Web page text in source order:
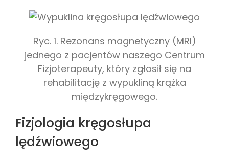
Ryc. 1. Rezonans magnetyczny (MRI)
jednego z pacjentów naszego Centrum
Fizjoterapeuty, który zgłosił się na
rehabilitację z wypukliną krążka
międzykręgowego.
Fizjologia kręgosłupa
lędźwiowego